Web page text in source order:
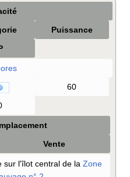
Puissance
60
Vente
sur l'îlot central de laZone